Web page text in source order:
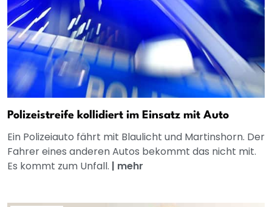
Polizeistreife kollidiert im Einsatz mit Auto
Ein Polizeiauto fährt mit Blaulicht und Martinshorn. Der
Fahrer eines anderen Autos bekommt das nicht mit.
Es kommt zum Unfall. | mehr